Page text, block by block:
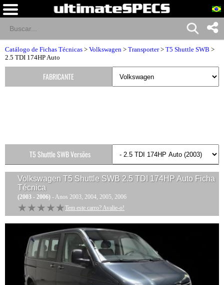
Catálogo de Fichas Técnicas > Volkswagen > Transporter> T5 Shuttle SWB >
2.5 TDI 174HP Auto
Volkswagen T5 Shuttle SWB 2.5 TDI 174HP Auto Ficha
Técnica
(2003 - 2006) - Anos 2003, 2004, 2005, 2006
★★★★★
★★★★★ Tem este carro? Avalie-o!
FABRICANTE
T5 Shuttle SWB Versões